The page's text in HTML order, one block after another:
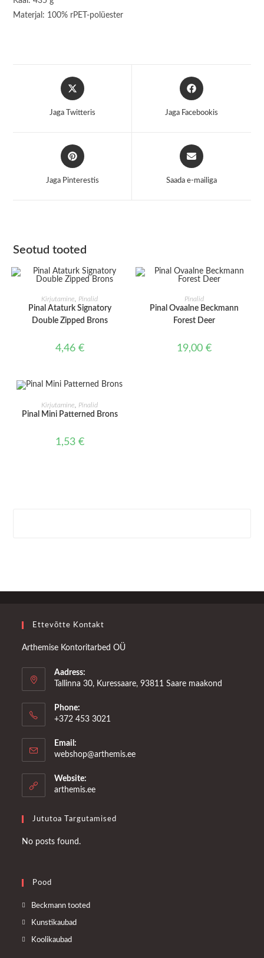
Materjal: 100% rPET-polüester
Opens
in
Jaga Twitteris
Opens
in
Jaga Facebookis
Opens
in
Jaga Pinterestis
Opens
in
Saada e-mailiga
Seotud tooted
LISA KORVI
Kirjutamine Pinalid
Pinal Ataturk Signatory
Double Zipped Brons
4,46 €
LISA KORVI
Pinalid
Pinal Ovaalne Beckmann
Forest Deer
19,00€
LISA KORVI
Kirjutamine Pinalid
Pinal Mini Patterned Brons
1,53 €
Ettevõtte Kontakt
Arthemise Kontoritarbed OÜ
Aadress:
Tallinna 30, Kuressaare, 93811 Saare maakond
Phone:
+372 453 3021
Email:
webshop@arthemis.eeOpens
Website:
arthemis.ee
Jututoa Targutamised
No posts found.
Pood
Beckmann tooted
Kunstikaubad
Koolikaubad